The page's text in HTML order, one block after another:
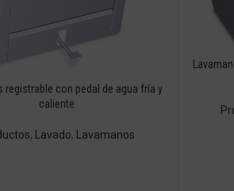
registrable con pedal de agua fría y
caliente
, Lavado, Lavamanos